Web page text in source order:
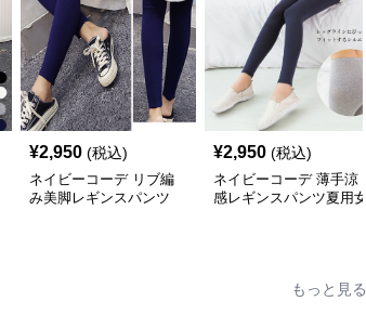
¥2,950 (税込)
ネイビーコーデ リブ編
み美脚レギンスパンツ
¥2,950 (税込)
ネイビーコーデ 薄手涼
感レギンスパンツ夏用女
もっと見る